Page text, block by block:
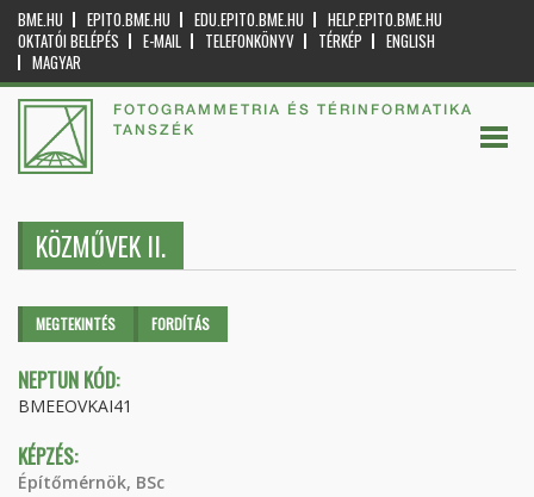
BME.HU EPITO.BME.HU EDU.EPITO.BME.HU
HELP.EPITO.BME.HU
OKTATÓI BELÉPÉS
E-MAIL TELEFONKÖNYV TÉRKÉP
ENGLISH
MAGYAR
FOTOGRAMMETRIA ÉS TÉRINFORMATIKA
TANSZÉK
KÖZMŰVEK II.
Elsődleges fülek
MEGTEKINTÉS (AKTÍVFORDÍTÁS
NEPTUN KÓD:
BMEEOVKAI41
KÉPZÉS:
Építőmérnök, BSc